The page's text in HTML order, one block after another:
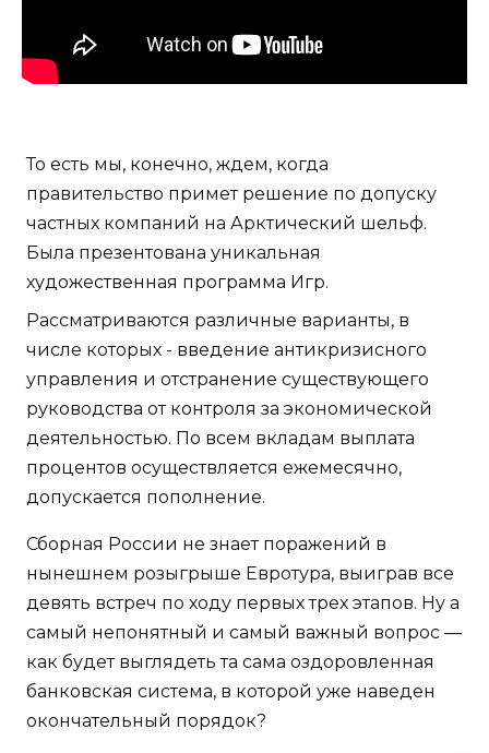
То есть мы, конечно, ждем, когда
правительство примет решение по допуску
частных компаний на Арктический шельф.
Была презентована уникальная
художественная программа Игр.
Рассматриваются различные варианты, в
числе которых - введение антикризисного
управления и отстранение существующего
руководства от контроля за экономической
деятельностью. По всем вкладам выплата
процентов осуществляется ежемесячно,
допускается пополнение.
Сборная России не знает поражений в
нынешнем розыгрыше Евротура, выиграв все
девять встреч по ходу первых трех этапов. Ну а
самый непонятный и самый важный вопрос —
как будет выглядеть та сама оздоровленная
банковская система, в которой уже наведен
окончательный порядок?